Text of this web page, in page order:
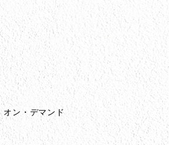
ップ
ン・デマンド